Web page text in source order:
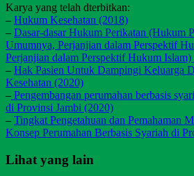
Karya yang telah dterbitkan:
– Hukum Kesehatan (2018)
– Dasar-dasar Hukum Perikatan (Hukum
Umumnya, Perjanjian dalam Perspektif
Perjanjian dalam Perspektif Hukum
– Hak Pasien Untuk Dampingi Keluarga
Kesehatan (2020)
– Pengembangan perumahan berbasis
di Provinsi Jambi (2020)
– Tingkat Pengetahuan dan Pemahaman
Konsep Perumahan Berbasis Syariah di
Lihat yang lain